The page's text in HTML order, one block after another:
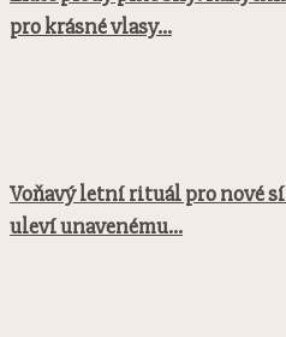
pro krásné vlasy...
Voňavý letní rituál pro nové
uleví unavenému...